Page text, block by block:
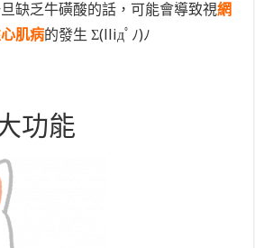
缺乏牛磺酸的話，可能會導致視網
肌病的發生 Σ(lliдﾟﾉ)ﾉ
功能